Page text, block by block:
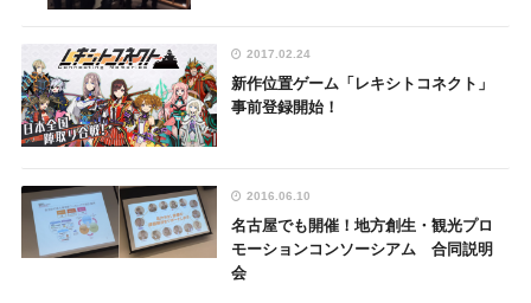
2017.02.24
新作位置ゲーム「レキシトコネクト」
事前登録開始！
2016.06.10
名古屋でも開催！地方創生・観光プロ
モーションコンソーシアム 合同説明
会